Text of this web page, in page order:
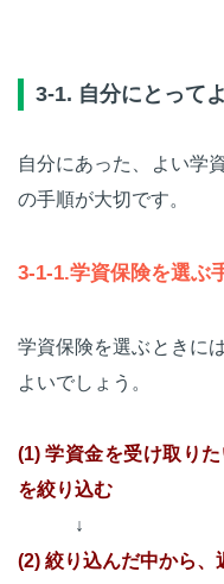
3-1. 自分にとって
自分にあった、よい学
の手順が大切です。
3-1-1.学資保険を選ぶ
学資保険を選ぶときに
よいでしょう。
(1) 学資金を受け取り
を絞り込む
↓
(2) 絞り込んだ中から